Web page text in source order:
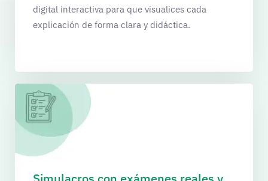
digital interactiva para que visualices cada
explicación de forma clara y didáctica.